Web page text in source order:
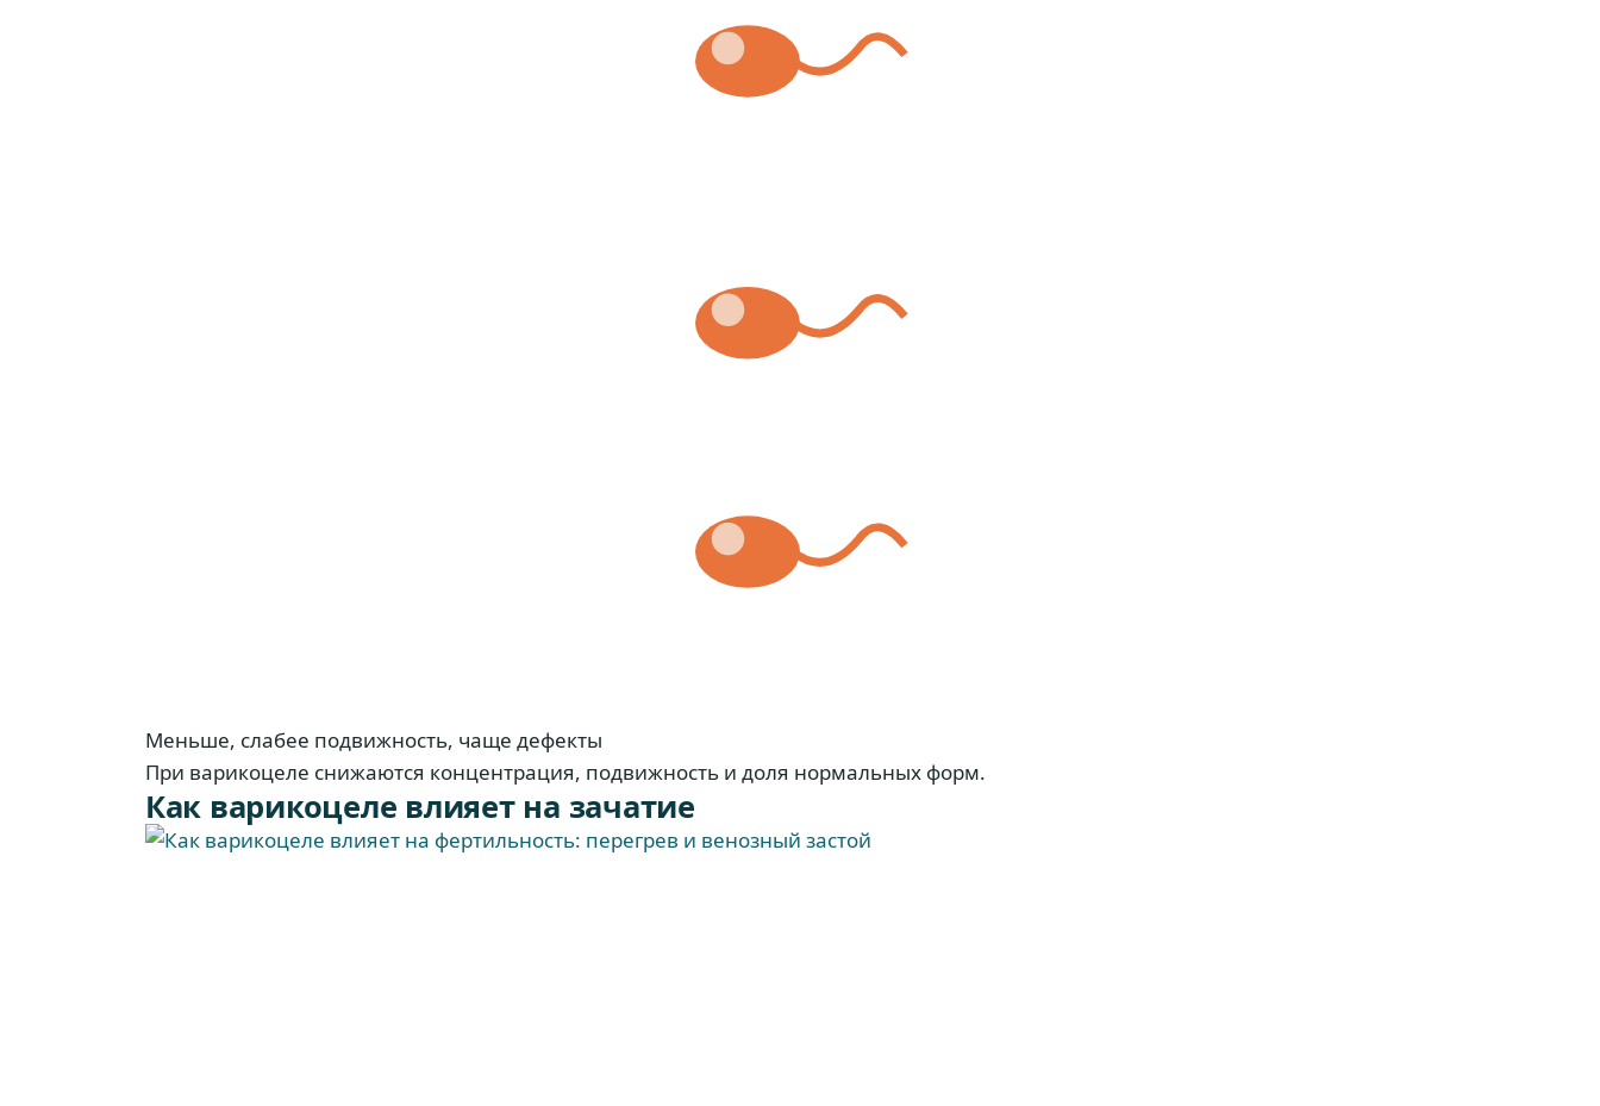
Меньше, слабее подвижность, чаще дефекты
При варикоцеле снижаются концентрация, подвижность и доля нормальных форм.
Как варикоцеле влияет на зачатие